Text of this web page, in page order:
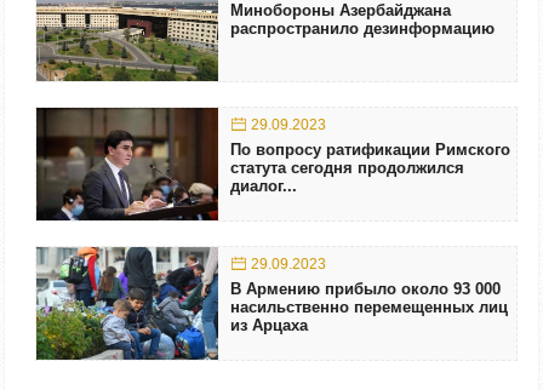
Минобороны Азербайджана
распространило дезинформацию
29.09.2023
По вопросу ратификации Римского
статута сегодня продолжился
диалог...
29.09.2023
В Армению прибыло около 93 000
насильственно перемещенных лиц
из Арцаха